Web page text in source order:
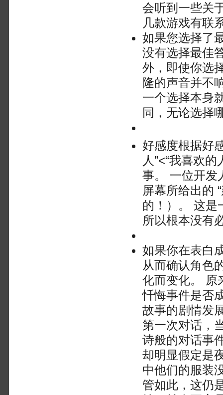
会听到一些关
几款游戏有联
如果您选择了
没有选择最佳
外，即使你选
隆的声音并不
一个选择本身
同，无论选择
好感度根据好
人”<“我喜欢
事。 一位开发
屏幕所给出的
的！）。 这是
所以根本没有
如果你在表白
从而确认角色
化而变化。 原
忏悔事件是否
故事的剧情发
第一次对话，
诗般的对话事
却明显假定是
中他们的服装
管如此，这仍